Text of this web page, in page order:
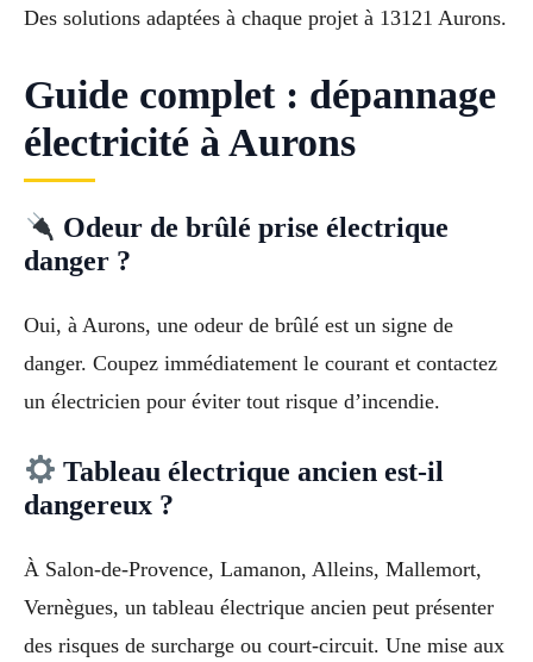
Des solutions adaptées à chaque projet à 13121 Aurons.
Guide complet : dépannage
électricité à Aurons
Odeur de brûlé prise électrique
danger ?
Oui, à Aurons, une odeur de brûlé est un signe de
danger. Coupez immédiatement le courant et contactez
un électricien pour éviter tout risque d’incendie.
Tableau électrique ancien est-il
dangereux ?
À Salon-de-Provence, Lamanon, Alleins, Mallemort,
Vernègues, un tableau électrique ancien peut présenter
des risques de surcharge ou court-circuit. Une mise aux